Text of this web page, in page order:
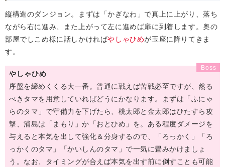
縦構造のダンジョン。まずは「かぎなわ」で真上に上がり、落ち
ながら右に進み、また上がって左に進めば扉に到着します。奥の
部屋でしこめ様に話しかければやしゃひめが玉座に降りてきま
す。
やしゃひめ
序盤を締めくくる大一番。普通に戦えば苦戦必至ですが、然る
べきタマを用意していればどうにかなります。まずは「ふにゃ
らのタマ」で守備力を下げたら、桃太郎と金太郎はひたすら攻
撃、浦島は「まもり」か「おとひめ」を。ある程度ダメージを
与えると本気を出して強化＆分身するので、「ろっかく」「ろ
っかくのタマ」「かいしんのタマ」で一気に畳みかけましょ
う。なお、タイミングが合えば本気を出す前に倒すことも可能